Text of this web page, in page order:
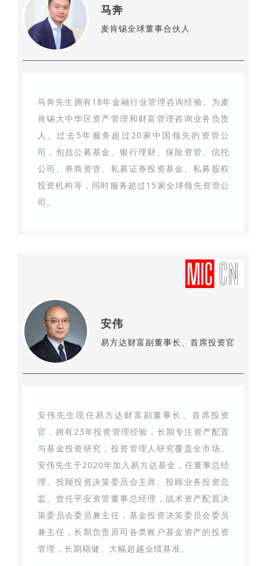
马奔
麦肯锡全球董事合伙人
马奔先生拥有18年金融行业管理咨询经验。为麦
肯锡大中华区资产管理和财富管理咨询业务负责
人。过去5年服务超过20家中国领先的资管公
司，包括公募基金、银行理财、保险资管、信托
公司、券商资管、私募证券投资基金、私募股权
投资机构等，同时服务超过15家全球领先资管公
司。
安伟
易方达财富副董事长、首席投资官
安伟先生现任易方达财富副董事长、首席投资
官，拥有23年投资管理经验，长期专注资产配置
与基金投资研究，投资管理人研究覆盖全市场。
安伟先生于2020年加入易方达基金，任董事总经
理、投顾投资决策委员会主席、投顾业务投资总
监。曾任平安资管董事总经理，战术资产配置决
策委员会委员兼主任，基金投资决策委员会委员
兼主任，长期负责原司各类账户基金资产的投资
管理，长期稳健、大幅超越业绩基准。